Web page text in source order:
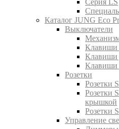
Серия LS
Каталог JUNG Eco
Выключатели
Клавиши
Клавиши
Клавиши
Розетки
Розетки
Розетки
крышкой
Розетки
Управление